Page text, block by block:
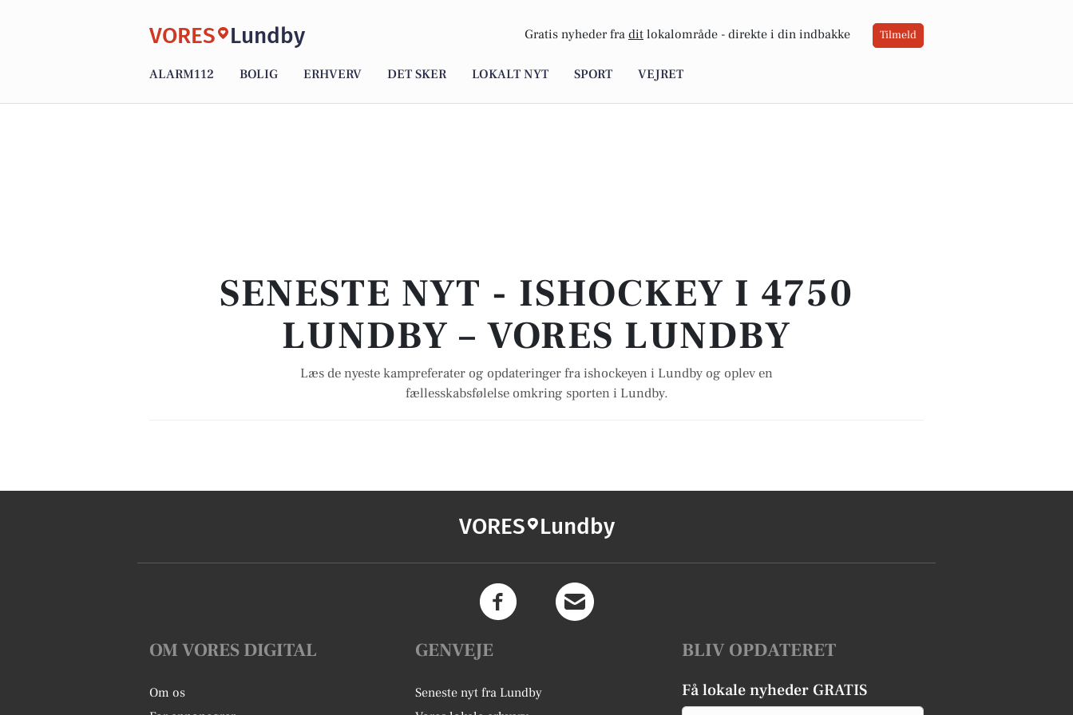
VORES Lundby Gratis nyheder fra dit lokalområde - direkte i din indbakke Tilmeld
ALARM112 BOLIG ERHVERV DET SKER LOKALT NYT SPORT VEJRET
SENESTE NYT - ISHOCKEY I 4750
LUNDBY – VORES LUNDBY
Læs de nyeste kampreferater og opdateringer fra ishockeyen i Lundby og oplev en
fællesskabsfølelse omkring sporten i Lundby.
VORES Lundby
OM VORES DIGITAL
Om os
GENVEJE
Seneste nyt fra Lundby
BLIV OPDATERET
Få lokale nyheder GRATIS